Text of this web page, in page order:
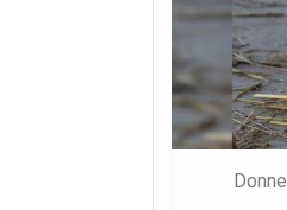
Paris 1h30